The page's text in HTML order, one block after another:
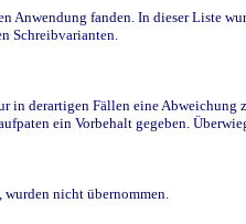
fanden. In dieser Liste
Schreibvarianten.
derartigen Fällen eine
ein Vorbehalt gegeben.
nicht übernommen.